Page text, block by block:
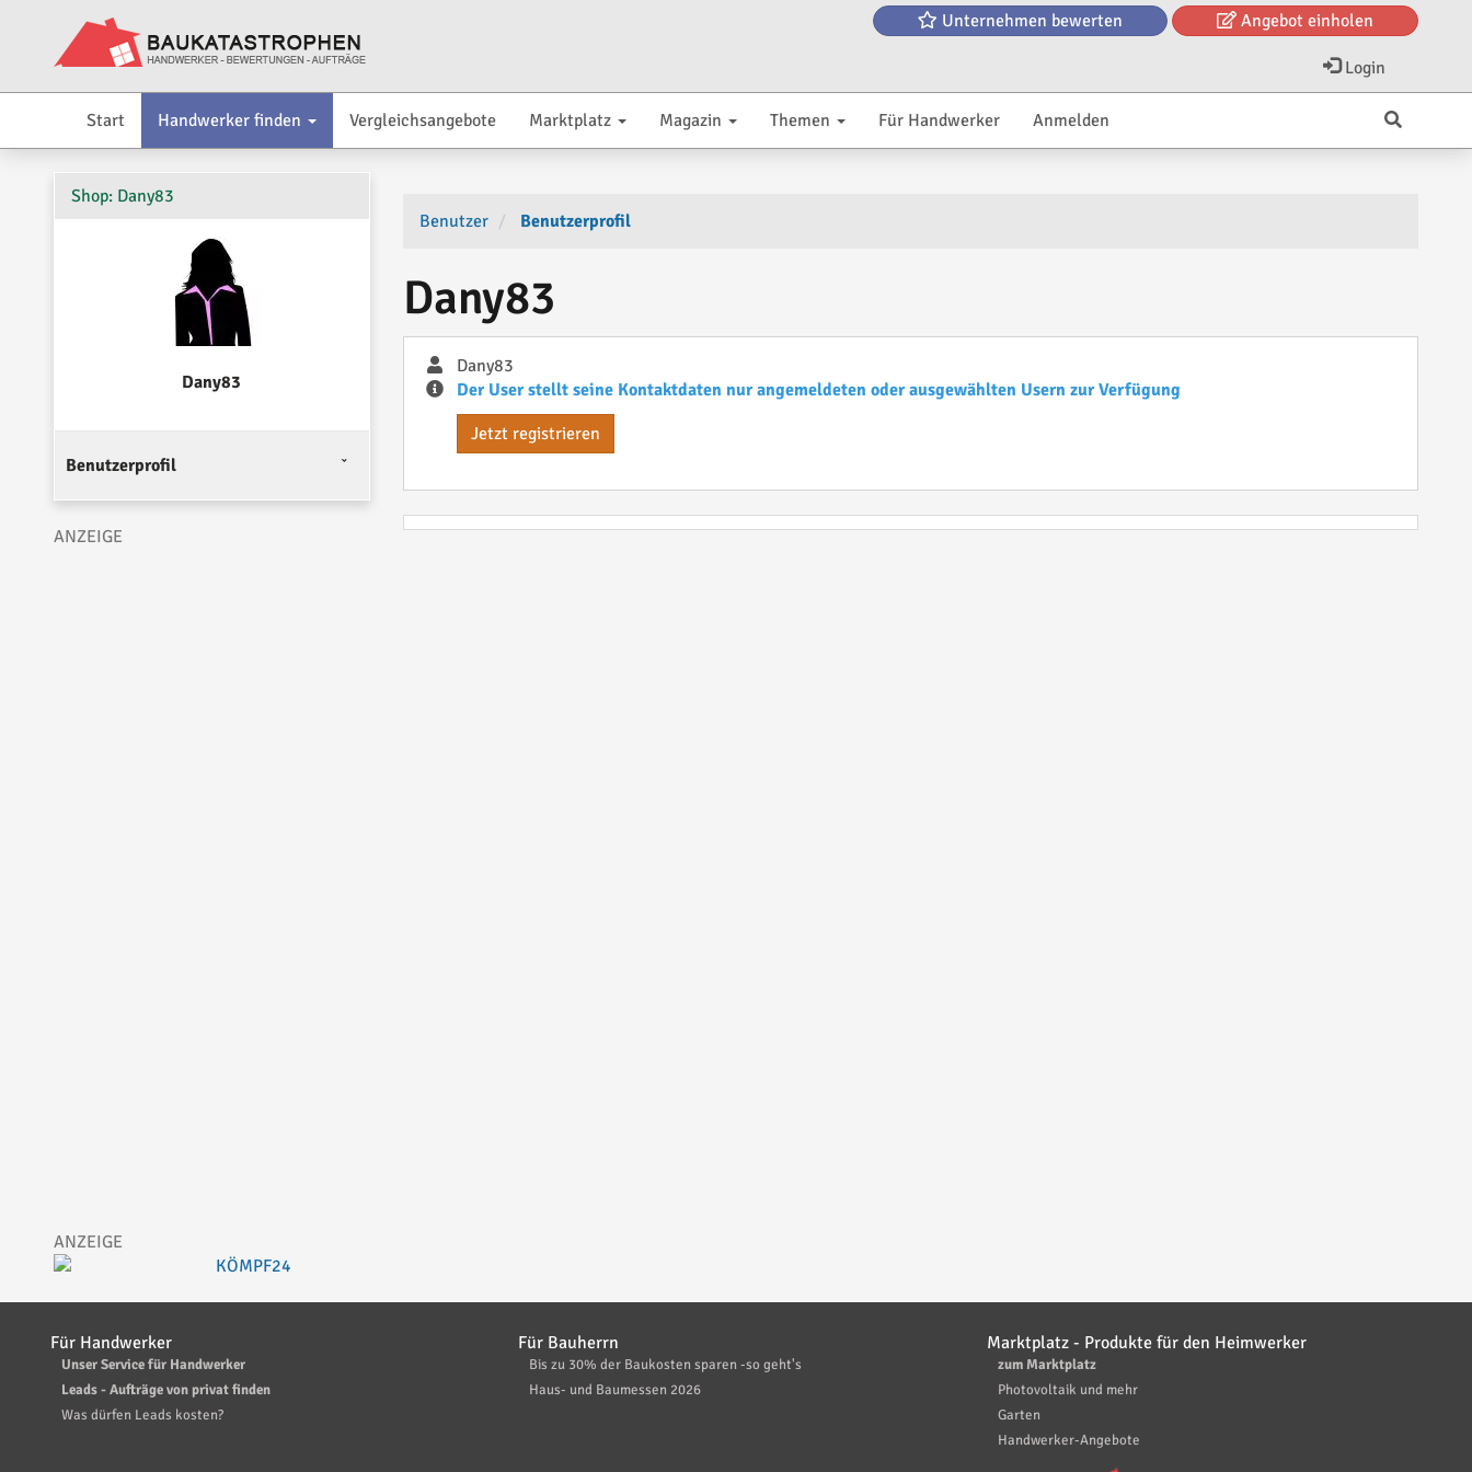
Unternehmen bewerten Angebot einholen
Login
Start Handwerker finden Vergleichsangebote Marktplatz Magazin Themen Für Handwerker Anmelden
Benutzer Benutzerprofil
Dany83
Dany83
Der User stellt seine Kontaktdaten nur angemeldeten oder ausgewählten Usern zur Verfügung
Jetzt registrieren
Shop: Dany83
Dany83
Benutzerprofil
Für Handwerker
Unser Service für Handwerker
Leads - Aufträge von privat finden
Was dürfen Leads kosten?
Für Bauherrn
Bis zu 30% der Baukosten sparen -so geht's
Haus- und Baumessen 2026
Marktplatz - Produkte für den Heimwerker
zum Marktplatz
Photovoltaik und mehr
Garten
Handwerker-Angebote